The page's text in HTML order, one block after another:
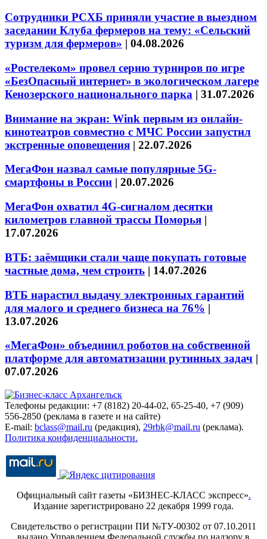
Сотрудники РСХБ приняли участие в выездном
заседании Клуба фермеров на тему: «Сельский
туризм для фермеров» | 04.08.2026
«Ростелеком» провел серию турниров по игре
«БезОпасный интернет» в экологическом лагере
Кенозерского национального парка | 31.07.2026
Внимание на экран: Wink первым из онлайн-
кинотеатров совместно с МЧС России запустил
экстренные оповещения | 22.07.2026
МегаФон назвал самые популярные 5G-
смартфоны в России | 20.07.2026
МегаФон охватил 4G-сигналом десятки
километров главной трассы Поморья |
17.07.2026
ВТБ: заёмщики стали чаще покупать готовые
частные дома, чем строить | 14.07.2026
ВТБ нарастил выдачу электронных гарантий
для малого и среднего бизнеса на 76% |
13.07.2026
«МегаФон» объединил роботов на собственной
платформе для автоматизации рутинных задач |
07.07.2026
Телефоны редакции: +7 (8182) 20-44-02, 65-25-40, +7 (909)
556-2850 (реклама в газете и на сайте)
E-mail: bclass@mail.ru (редакция), 29rbk@mail.ru (реклама).
Политика конфиденциальности.
Официальный сайт газеты «БИЗНЕС-КЛАСС экспресс».
Издание зарегистрировано 22 декабря 1999 года.
Свидетельство о регистрации ПИ №ТУ-00302 от 07.10.2011
выдано Управлением Федеральной службы по надзору в